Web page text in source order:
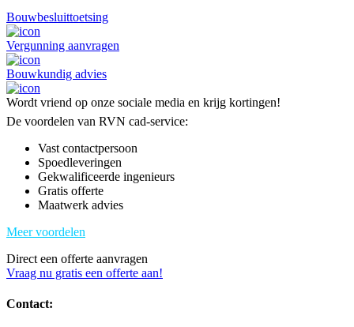
Bouwbesluittoetsing
Vergunning aanvragen
Bouwkundig advies
Wordt vriend op onze sociale media en krijg kortingen!
De voordelen van RVN cad-service:
Vast contactpersoon
Spoedleveringen
Gekwalificeerde ingenieurs
Gratis offerte
Maatwerk advies
Meer voordelen
Direct een offerte aanvragen
Vraag nu gratis een offerte aan!
Contact: